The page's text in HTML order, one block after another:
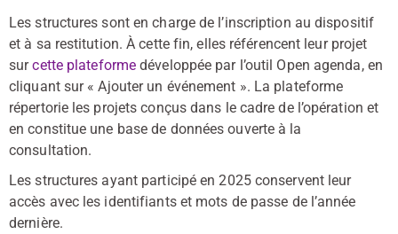
Les structures sont en charge de l’inscription au dispositif
et à sa restitution. À cette fin, elles référencent leur projet
surcette plateforme développée par l’outil Open agenda, en
cliquant sur « Ajouter un événement ». La plateforme
répertorie les projets conçus dans le cadre de l’opération et
en constitue une base de données ouverte à la
consultation.
Les structures ayant participé en 2025 conservent leur
accès avec les identifiants et mots de passe de l’année
dernière.